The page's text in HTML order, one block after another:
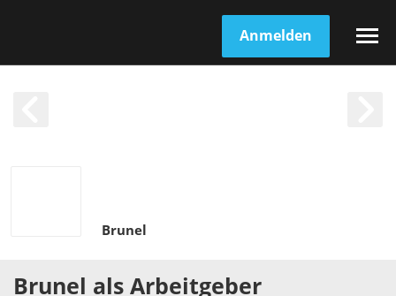
Anmelden
Brunel
Brunel als Arbeitgeber